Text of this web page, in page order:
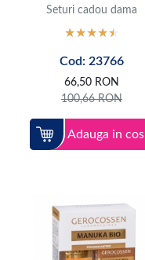
Seturi cadou dama
Cod: 23766
66,50 RON
100,66RON
Adauga in cos